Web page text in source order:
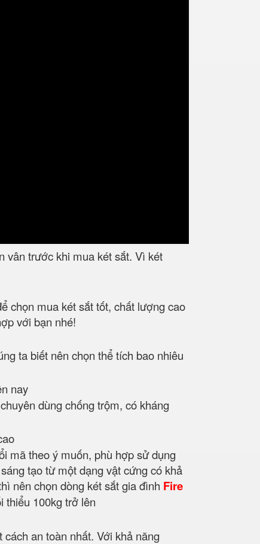
vân trước khi mua két sắt. Vì két
chọn mua két sắt tốt, chất lượng cao
với bạn nhé!
ta biết nên chọn thể tích bao nhiêu
chuyên dùng chống trộm, có kháng
mã theo ý muốn, phù hợp sử dụng
tạo từ một dạng vật cứng có khả
nên chọn dòng két sắt gia đình Fire
thiểu 100kg trở lên
an toàn nhất. Với khả năng